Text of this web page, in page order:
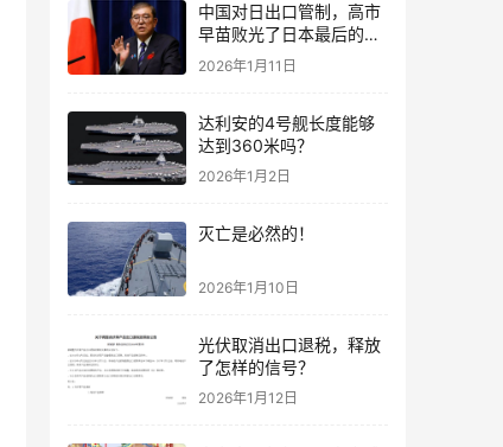
中国对日出口管制，高市
早苗败光了日本最后的国
运
2026年1月11日
达利安的4号舰长度能够
达到360米吗？
2026年1月2日
灭亡是必然的！
2026年1月10日
光伏取消出口退税，释放
了怎样的信号？
2026年1月12日